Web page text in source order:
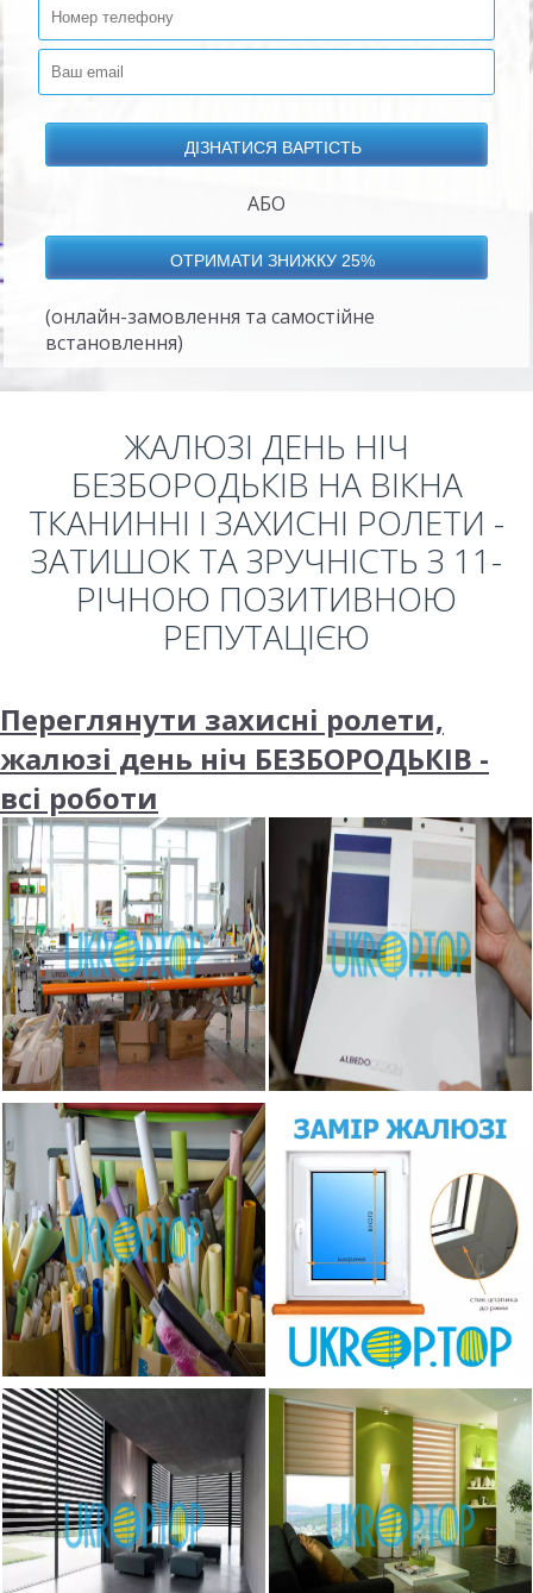
АБО
(онлайн-замовлення та самостійне
встановлення)
ЖАЛЮЗІ ДЕНЬ НІЧ
БЕЗБОРОДЬКІВ НА ВІКНА
ТКАНИННІ І ЗАХИСНІ РОЛЕТИ -
ЗАТИШОК ТА ЗРУЧНІСТЬ З 11-
РІЧНОЮ ПОЗИТИВНОЮ
РЕПУТАЦІЄЮ
Переглянути захисні ролети,
жалюзі день ніч БЕЗБОРОДЬКІВ -
всі роботи